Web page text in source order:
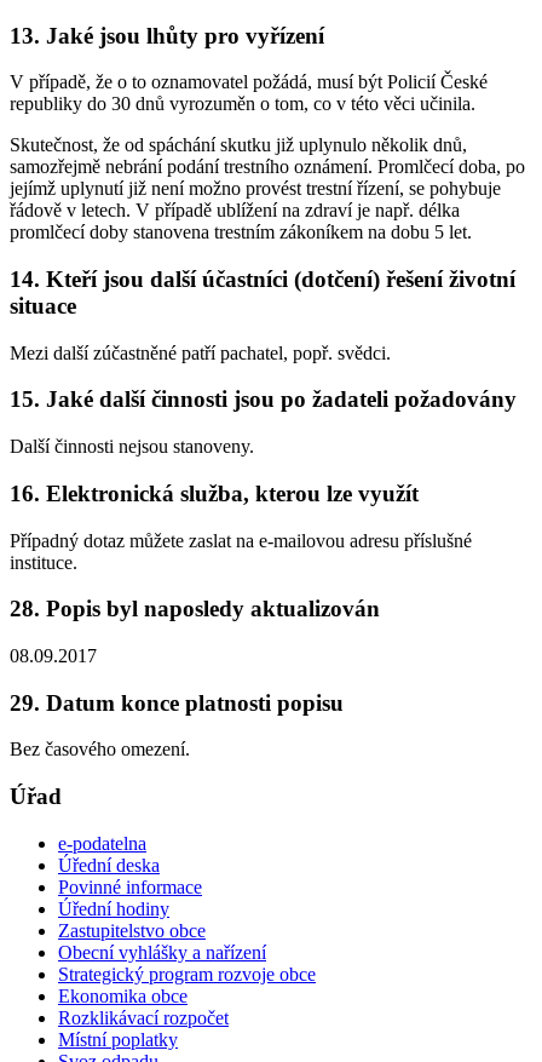
13. Jaké jsou lhůty pro vyřízení
V případě, že o to oznamovatel požádá, musí být Policií České
republiky do 30 dnů vyrozuměn o tom, co v této věci učinila.
Skutečnost, že od spáchání skutku již uplynulo několik dnů,
samozřejmě nebrání podání trestního oznámení. Promlčecí doba, po
jejímž uplynutí již není možno provést trestní řízení, se pohybuje
řádově v letech. V případě ublížení na zdraví je např. délka
promlčecí doby stanovena trestním zákoníkem na dobu 5 let.
14. Kteří jsou další účastníci (dotčení) řešení životní
situace
Mezi další zúčastněné patří pachatel, popř. svědci.
15. Jaké další činnosti jsou po žadateli požadovány
Další činnosti nejsou stanoveny.
16. Elektronická služba, kterou lze využít
Případný dotaz můžete zaslat na e-mailovou adresu příslušné
instituce.
28. Popis byl naposledy aktualizován
08.09.2017
29. Datum konce platnosti popisu
Bez časového omezení.
Úřad
e-podatelna
Úřední deska
Povinné informace
Úřední hodiny
Zastupitelstvo obce
Obecní vyhlášky a nařízení
Strategický program rozvoje obce
Ekonomika obce
Rozklikávací rozpočet
Místní poplatky